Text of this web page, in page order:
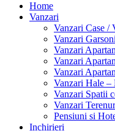
Home
Vanzari
Vanzari Case /
Vanzari
Vanzari
Vanzari
Vanzari
Vanzari Hale –
Vanzari Spatii
Vanzari
Pensiuni si
Inchirieri